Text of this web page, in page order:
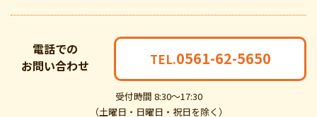
電話での
お問い合わせ
受付時間 8:30～17:30
（土曜日・日曜日・祝日を除く）
TEL.0561-62-5650